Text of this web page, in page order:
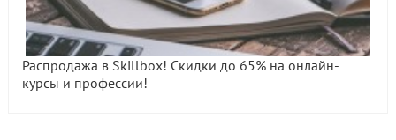
Распродажа в Skillbox! Скидки до 65% на онлайн-
курсы и профессии!